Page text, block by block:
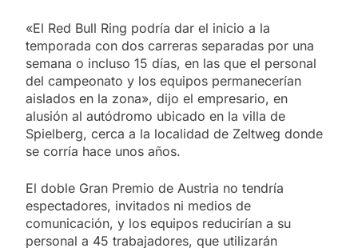
«El Red Bull Ring podría dar el inicio a la
temporada con dos carreras separadas por una
semana o incluso 15 días, en las que el personal
del campeonato y los equipos permanecerían
aislados en la zona», dijo el empresario, en
alusión al autódromo ubicado en la villa de
Spielberg, cerca a la localidad de Zeltweg donde
se corría hace unos años.
El doble Gran Premio de Austria no tendría
espectadores, invitados ni medios de
comunicación, y los equipos reducirían a su
personal a 45 trabajadores, que utilizarán